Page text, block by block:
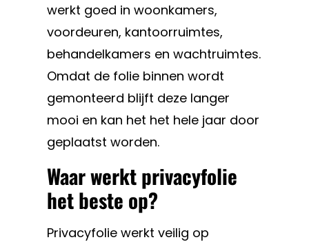
werkt goed in woonkamers,
voordeuren, kantoorruimtes,
behandelkamers en wachtruimtes.
Omdat de folie binnen wordt
gemonteerd blijft deze langer
mooi en kan het het hele jaar door
geplaatst worden.
Waar werkt privacyfolie
het beste op?
Privacyfolie werkt veilig op